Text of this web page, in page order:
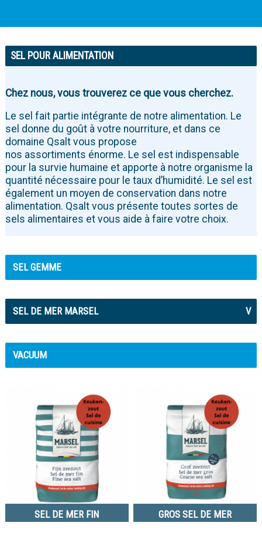
SEL POUR ALIMENTATION
Chez nous, vous trouverez ce que vous cherchez.
Le sel fait partie intégrante de notre alimentation. Le
sel donne du goût à votre nourriture, et dans ce
domaine Qsalt vous propose
nos assortiments énorme. Le sel est indispensable
pour la survie humaine et apporte à notre organisme la
quantité nécessaire pour le taux d’humidité. Le sel est
également un moyen de conservation dans notre
alimentation. Qsalt vous présente toutes sortes de
sels alimentaires et vous aide à faire votre choix.
SEL GEMME
SEL DE MER MARSEL V
VACUUM
SEL DE MER FIN GROS SEL DE MER